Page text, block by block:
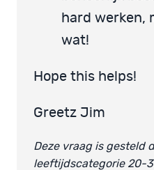
hard werken,
wat!
Hope this helps!
Greetz Jim
Deze vraag is gesteld
leeftijdscategorie 20-